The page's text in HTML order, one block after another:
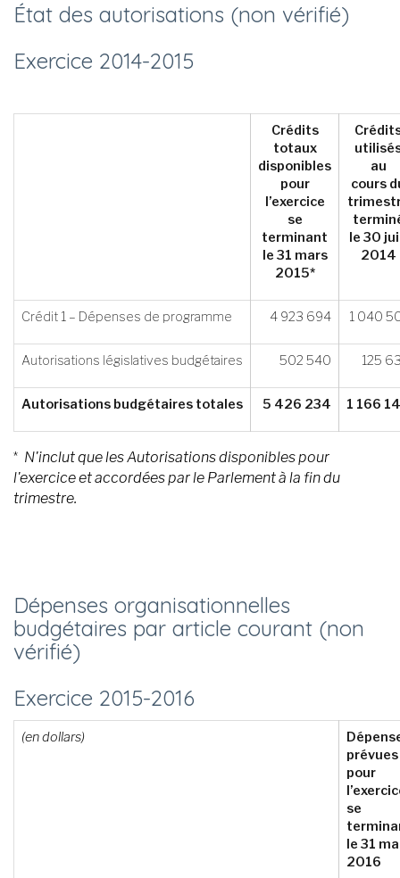
État des autorisations (non vérifié)
Exercice 2014-­2015
Crédits
totaux
disponibles
pour
l’exercice
se
terminant
le 31 mars
2015*
au
cours
le 30
2014
Crédit 1 – Dépenses de programme 4 923 694 1 040
Autorisations législatives budgétaires 502 540 125
Autorisations budgétaires totales 5 426 234 1 166
* N'inclut que les Autorisations disponibles pour
l'exercice et accordées par le Parlement à la fin du
trimestre.
Dépenses organisationnelles
budgétaires par article courant (non
vérifié)
Exercice 2015-­2016
(en dollars)
prévues
pour
se
le 31
2016